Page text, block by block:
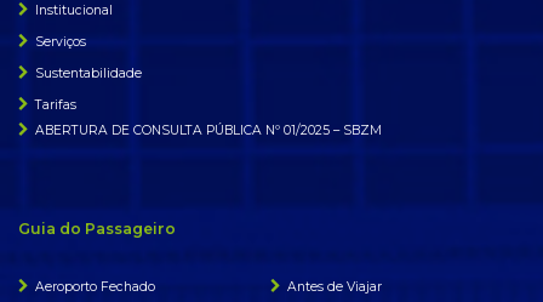
Institucional
Serviços
Sustentabilidade
Tarifas
ABERTURA DE CONSULTA PÚBLICA Nº 01/2025 – SBZM
Guia do Passageiro
Aeroporto Fechado
Antes de Viajar